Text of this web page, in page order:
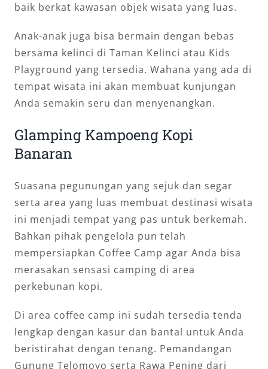
baik berkat kawasan objek wisata yang luas.
Anak-anak juga bisa bermain dengan bebas
bersama kelinci di Taman Kelinci atau Kids
Playground yang tersedia. Wahana yang ada di
tempat wisata ini akan membuat kunjungan
Anda semakin seru dan menyenangkan.
Glamping Kampoeng Kopi
Banaran
Suasana pegunungan yang sejuk dan segar
serta area yang luas membuat destinasi wisata
ini menjadi tempat yang pas untuk berkemah.
Bahkan pihak pengelola pun telah
mempersiapkan Coffee Camp agar Anda bisa
merasakan sensasi camping di area
perkebunan kopi.
Di area coffee camp ini sudah tersedia tenda
lengkap dengan kasur dan bantal untuk Anda
beristirahat dengan tenang. Pemandangan
Gunung Telomoyo serta Rawa Pening dari